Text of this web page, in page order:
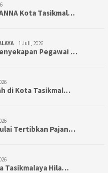
Kota Tasikmal…
1 Juli, 2026
Pegawai …
di Kota Tasikmal…
Tertibkan Pajan…
Tasikmalaya Hila…